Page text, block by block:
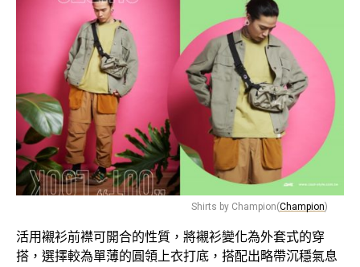
Shirts by Champion(Champion)
活用襯衫前襟可開合的性質，將襯衫變化為外套式的穿
搭，選擇較為單薄的圓領上衣打底，搭配出略帶沉穩氣息